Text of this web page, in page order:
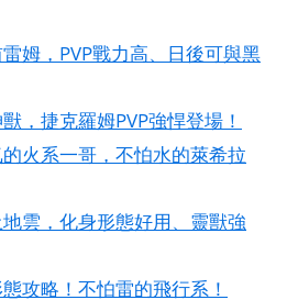
姆，PVP戰力高、日後可與黑
，捷克羅姆PVP強悍登場！
火系一哥，不怕水的萊希拉
雲，化身形態好用、靈獸強
攻略！不怕雷的飛行系！